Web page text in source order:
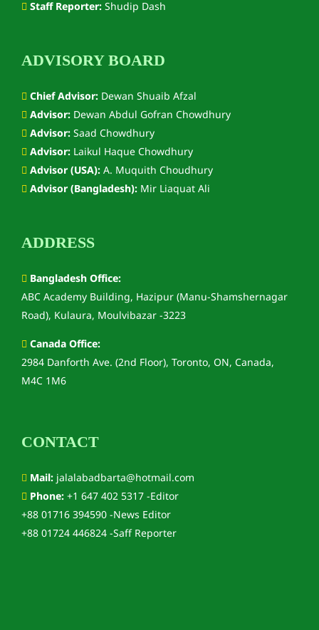
Staff Reporter: Shudip Dash
ADVISORY BOARD
Chief Advisor: Dewan Shuaib Afzal
Advisor: Dewan Abdul Gofran Chowdhury
Advisor: Saad Chowdhury
Advisor: Laikul Haque Chowdhury
Advisor (USA): A. Muquith Choudhury
Advisor (Bangladesh): Mir Liaquat Ali
ADDRESS
Bangladesh Office:
ABC Academy Building, Hazipur (Manu-Shamshernagar
Road), Kulaura, Moulvibazar -3223
Canada Office:
2984 Danforth Ave. (2nd Floor), Toronto, ON, Canada,
M4C 1M6
CONTACT
Mail: jalalabadbarta@hotmail.com
Phone: +1 647 402 5317 -Editor
+88 01716 394590 -News Editor
+88 01724 446824 -Saff Reporter